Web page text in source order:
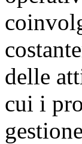
delle
cui i